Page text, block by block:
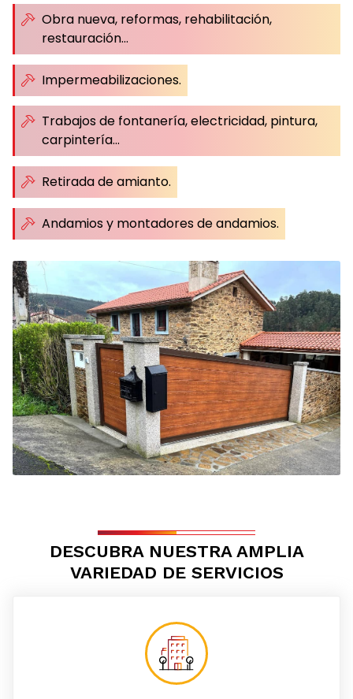
Obra nueva, reformas, rehabilitación,
restauración...
Impermeabilizaciones.
Trabajos de fontanería, electricidad, pintura,
carpintería...
Retirada de amianto.
Andamios y montadores de andamios.
DESCUBRA NUESTRA AMPLIA
VARIEDAD DE SERVICIOS